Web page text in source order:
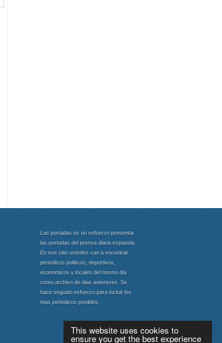
This website uses cookies to
ensure you get the best experience
Las portadas es un esfuerzo presentar
las portadas del prensa diaria espanola.
En ese sitio ustedes van a encontrar
periodicos politicos, deportivos,
economicos y locales del mismo dia
como archivo de dias anteriores. Se
hace seguido esfuerzo para incluir los
mas periodicos posibles.